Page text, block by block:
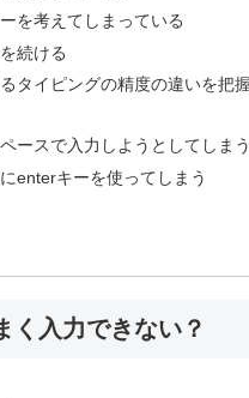
を考えてしまっている
続ける
タイピングの精度の違いを把
ースで入力しようとしてしまう
enterキーを使ってしまう
く入力できない？